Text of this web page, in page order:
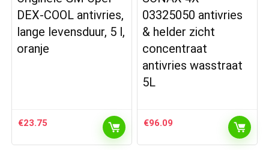
DEX-COOL antivries,
lange levensduur, 5 l,
oranje
€23.75
03325050 antivries
& helder zicht
concentraat
antivries wasstraat
5L
€96.09